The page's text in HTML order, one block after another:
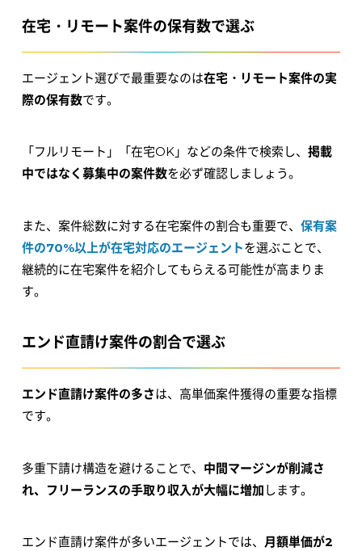
在宅・リモート案件の保有数で選ぶ
エージェント選びで最重要なのは在宅・リモート案件の実
際の保有数です。
「フルリモート」「在宅OK」などの条件で検索し、 掲載
中ではなく募集中の案件数を必ず確認しましょう。
また、案件総数に対する在宅案件の割合も重要で、 保有案
件の70%以上が在宅対応のエージェントを選ぶことで、
継続的に在宅案件を紹介してもらえる可能性が高まりま
す。
エンド直請け案件の割合で選ぶ
エンド直請け案件の多さは、高単価案件獲得の重要な指標
です。
多重下請け構造を避けることで、 中間マージンが削減さ
れ、フリーランスの手取り収入が大幅に増加 します。
エンド直請け案件が多いエージェントでは、 月額単価が2